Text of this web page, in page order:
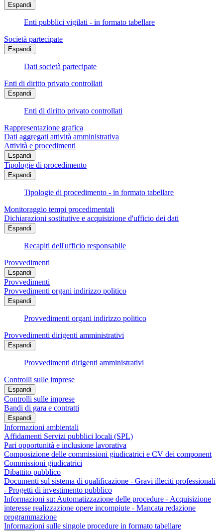
Espandi
Enti pubblici vigilati - in formato tabellare
Società partecipate
Espandi
Dati società partecipate
Enti di diritto privato controllati
Espandi
Enti di diritto privato controllati
Rappresentazione grafica
Dati aggregati attività amministrativa
Attività e procedimenti
Espandi
Tipologie di procedimento
Espandi
Tipologie di procedimento - in formato tabellare
Monitoraggio tempi procedimentali
Dichiarazioni sostitutive e acquisizione d'ufficio dei dati
Espandi
Recapiti dell'ufficio responsabile
Provvedimenti
Espandi
Provvedimenti
Provvedimenti organi indirizzo politico
Espandi
Provvedimenti organi indirizzo politico
Provvedimenti dirigenti amministrativi
Espandi
Provvedimenti dirigenti amministrativi
Controlli sulle imprese
Espandi
Controlli sulle imprese
Bandi di gara e contratti
Espandi
Informazioni ambientali
Affidamenti Servizi pubblici locali (SPL)
Pari opportunità e inclusione lavorativa
Composizione delle commissioni giudicatrici e CV dei component
Commissioni giudicatrici
Dibattito pubblico
Documenti sul sistema di qualificazione - Gravi illeciti professionali
- Progetti di investimento pubblico
Informazioni su: Automatizzazione delle procedure - Acquisizione
interesse realizzazione opere incompiute - Mancata redazione
programmazione
Informazioni sulle singole procedure in formato tabellare